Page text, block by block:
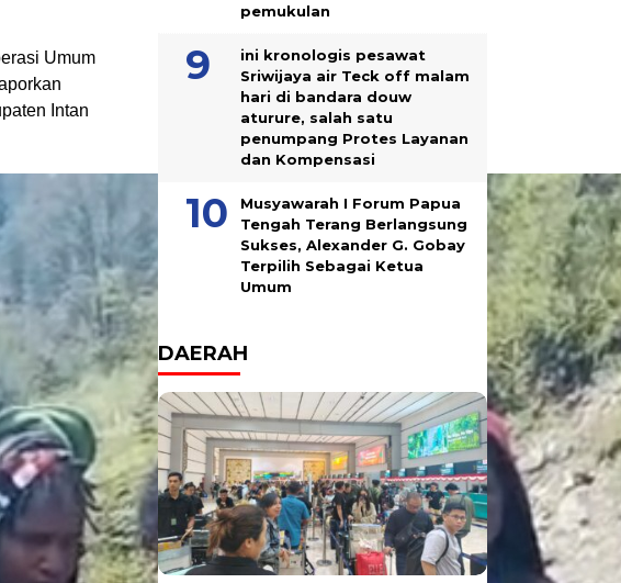
Umum
Intan
pemukulan
ini kronologis pesawat
Sriwijaya air Teck off malam
hari di bandara douw
aturure, salah satu
penumpang Protes Layanan
dan Kompensasi
Musyawarah I Forum Papua
Tengah Terang Berlangsung
Sukses, Alexander G. Gobay
Terpilih Sebagai Ketua
Umum
DAERAH